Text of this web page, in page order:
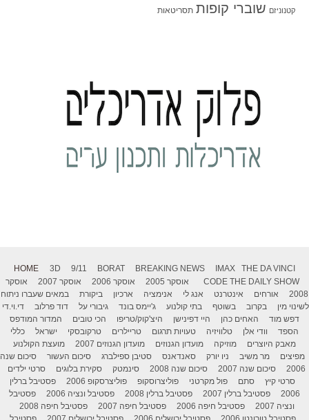
קטנוניזם שוברי קופות תסריטאות
HOME 3D 9/11 BORAT BREAKING NEWS IMAX
THE DA VINCI
CODE THE DAILY SHOW אוסקר 2005 אוסקר 2006 אוסקר 2007
אוסקר
2008
אורחים אינטרנט אנג לי אנימציה ארכיון ביקורת
במאים שעברו ניתוח
לשינוי מין
בקרוב בשוטף בתי קולנוע ג'יימס בונד גיבורי על דוד פרלוב
די.וי.די
דפש מוד
האחים כהן היי דפינישן היצ'קוק/טריפו הכי טובים
המדור המודפס
הספד
וודי אלן טלוויזיה טעויות תרגום טריילרים טרקובסקי ישראל
כללי
מאבק היוצרים
מוזיקה מועדון הגנוזים מועדון הגנוזים 2007
מועצת הקולנוע
מפיצים
מר משיב ניו יורק סאנדאנס סטיבן ספילברג סיכום העשור
סיכום שנה
2006
סיכום שנה 2007 סיכום שנה 2008 סינמטק סקירת בלוגים
סרטי ילדים
סרטי קיץ
סתם פול מקרטני פוליצרוסקופ פוליצרסקופ 2006
פסטיבל ברלין
2006
פסטיבל ברלין 2007 פסטיבל ברלין 2008 פסטיבל ונציה 2006
פסטיבל
ונציה 2007
פסטיבל חיפה 2006 פסטיבל חיפה 2007
פסטיבל חיפה 2008